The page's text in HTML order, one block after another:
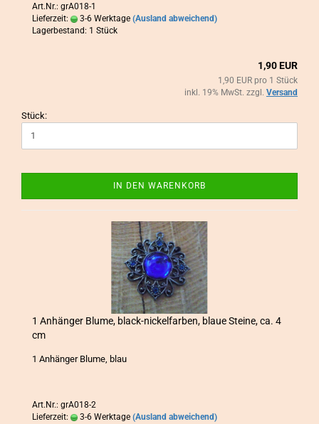
Art.Nr.: grA018-1
Lieferzeit:
3-6 Werktage (Ausland abweichend)
Lagerbestand: 1 Stück
1,90 EUR
1,90 EUR pro 1 Stück
inkl. 19% MwSt. zzgl. Versand
Stück:
IN DEN WARENKORB
1 An­hän­ger Blume, black-​​ni­ckel­far­ben, blaue Stei­ne, ca. 4
cm
1 An­hän­ger Blume, blau
Art.Nr.: grA018-2
Lieferzeit:
3-6 Werktage (Ausland abweichend)